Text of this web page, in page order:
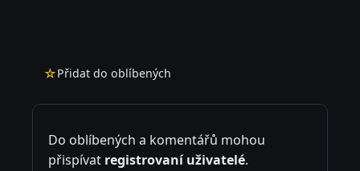
☆Přidat do oblíbených
Do oblíbených a komentářů mohou
přispívat registrovaní uživatelé.